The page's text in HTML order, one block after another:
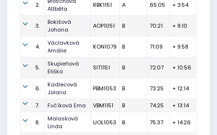
2.
Alžběta
RBK1151 A 65:05 + 3:54
3.
Bokišová
Johana
AOP1051 B 70:21 + 9:10
4.
Václavková
Amálie
KON1079 B 71:09 + 9:58
5.
Skupieńová
Eliška
SIT1151 B 72:07 + 10:56
6.
Kadlecová
Jolana
PBM1053 B 73:25 + 12:14
7. Fučíková Ema VBM1151 B 74:25 + 13:14
8.
Malasková
Linda
UOL1053 B 75:37 + 14:26